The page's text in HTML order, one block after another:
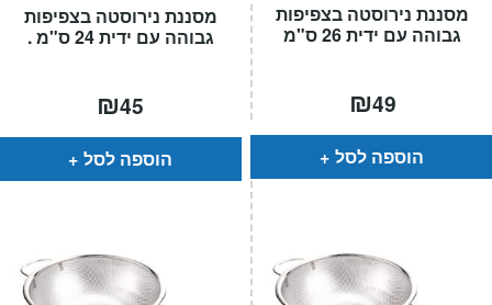
מסננת נירוסטה בצפיפות
גבוהה עם ידית 24 ס"מ .
₪45
הוספה לסל
מסננת נירוסטה בצפיפות
גבוהה עם ידית 26 ס"מ
₪49
הוספה לסל